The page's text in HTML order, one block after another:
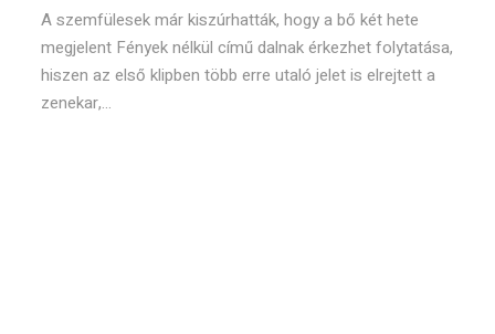
A szemfülesek már kiszúrhatták, hogy a bő két hete
megjelent Fények nélkül című dalnak érkezhet folytatása,
hiszen az első klipben több erre utaló jelet is elrejtett a
zenekar,...